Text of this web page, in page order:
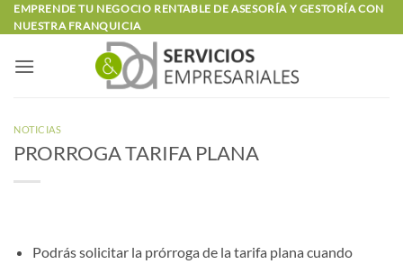
Saltar
al
EMPRENDE TU NEGOCIO RENTABLE DE ASESORÍA Y GESTORÍA CON
NUESTRA FRANQUICIA
NOTICIAS
PRORROGA TARIFA PLANA
Podrás solicitar la prórroga de la tarifa plana cuando